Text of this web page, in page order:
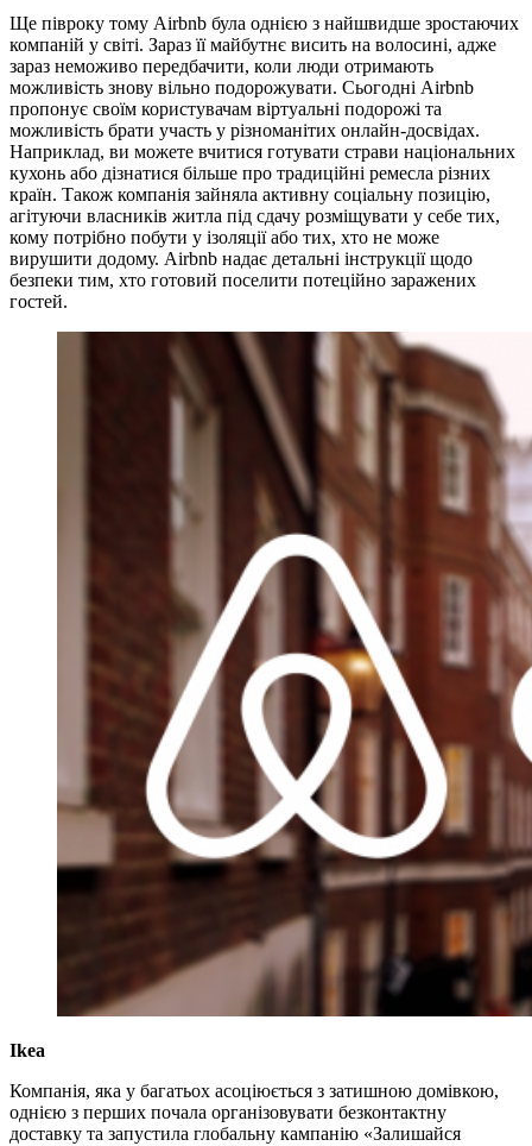
Ще півроку тому Airbnb була однією з найшвидше зростаючих
компаній у світі. Зараз її майбутнє висить на волосині, адже
зараз неможиво передбачити, коли люди отримають
можливість знову вільно подорожувати. Сьогодні Airbnb
пропонує своїм користувачам віртуальні подорожі та
можливість брати участь у різноманітих онлайн-досвідах.
Наприклад, ви можете вчитися готувати страви національних
кухонь або дізнатися більше про традиційні ремесла різних
країн. Також компанія зайняла активну соціальну позицію,
агітуючи власників житла під сдачу розміщувати у себе тих,
кому потрібно побути у ізоляції або тих, хто не може
вирушити додому. Airbnb надає детальні інструкції щодо
безпеки тим, хто готовий поселити потеційно заражених
гостей.
Ikea
Компанія, яка у багатьох асоціюється з затишною домівкою,
однією з перших почала організовувати безконтактну
доставку та запустила глобальну кампанію «Залишайся